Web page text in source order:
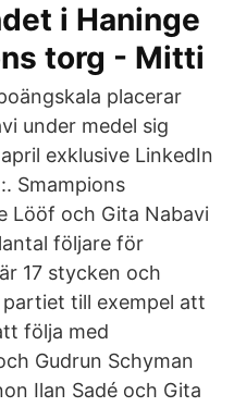
i Haninge
torg - Mitti
placerar
under medel sig
exklusive LinkedIn
Smampions
Lööf och Gita Nabavi
följare för
17 stycken och
till exempel att
följa med
Gudrun Schyman
Ilan Sadé och Gita